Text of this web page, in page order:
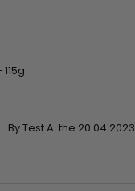
By Test A. the 20.04.2023